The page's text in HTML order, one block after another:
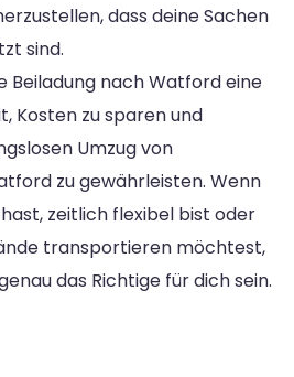
dass deine Sachen
sind.
Beiladung nach Watford eine
Kosten zu sparen und
Umzug von
zu gewährleisten. Wenn
zeitlich flexibel bist oder
transportieren möchtest,
das Richtige für dich sein.